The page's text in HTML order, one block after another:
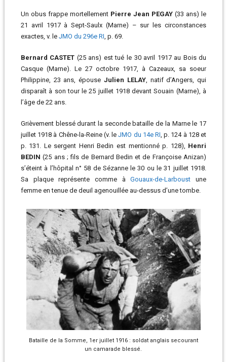
Un obus frappe mortellementPierre Jean PEGAY (33 ans) le
21 avril 1917 à Sept-Saulx (Marne) – sur les circonstances
exactes, v. le JMO du 296e RI, p. 69.
Bernard CASTET (25 ans) est tué le 30 avril 1917 au Bois du
Casque (Marne). Le 27 octobre 1917, à Cazeaux, sa soeur
Philippine, 23 ans, épouse Julien LELAY, natif d’Angers, qui
disparaît à son tour le 25 juillet 1918 devant Souain (Marne), à
l’âge de 22 ans.
Grièvement blessé durant la seconde bataille de la Marne le 17
juillet 1918 à Chêne-la-Reine (v. leJMO du 14e RI, p. 124 à 128 et
p. 131. Le sergent Henri Bedin est mentionné p. 128), Henri
BEDIN (25 ans ; fils de Bernard Bedin et de Françoise Anizan)
s’éteint à l’hôpital n° 58 de Sézanne le 30 ou le 31 juillet 1918.
Sa plaque représente comme àGouaux-de-Larboust une
femme en tenue de deuil agenouillée au-dessus d’une tombe.
Bataille de la Somme, 1er juillet 1916 : soldat anglais secourant
un camarade blessé.